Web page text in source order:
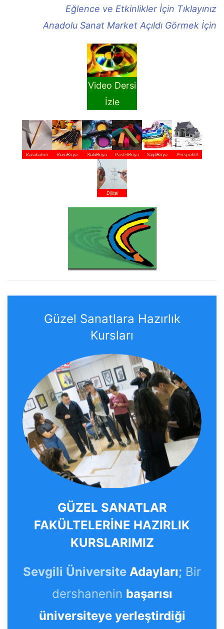
Eğlence ve Etkinlikler İçin Tıklayınız
Anadolu Sanat Market Açıldı Görmek İçin
Video Dersi
İzle
Karakalem KuruBoya SuluBoya PastelBoya YagliBoya Perspektif
Dijital
Güzel Sanatlara Hazırlık
Kursları
GÜZEL SANATLAR
FAKÜLTELERİNE HAZIRLIK
KURSLARIMIZ
Sevgili Üniversite Adayları; Bir
dershanenin başarısı
üniversiteye yerleştirdiği